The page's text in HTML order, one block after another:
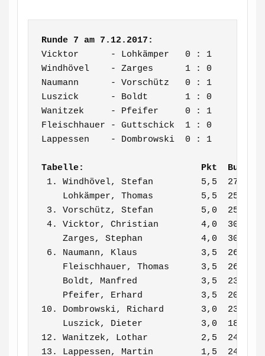
Runde 7 am 7.12.2017:
Vicktor      - Lohkämper   0 : 1
Windhövel    - Zarges      1 : 0
Naumann      - Vorschütz   0 : 1
Luszick      - Boldt       1 : 0
Wanitzek     - Pfeifer     0 : 1
Fleischhauer - Guttschick  1 : 0
Lappessen    - Dombrowski  0 : 1
Tabelle:                      Pkt  BuHo
1. Windhövel, Stefan         5,5  27,5
    Lohkämper, Thomas         5,5  25,5
3. Vorschütz, Stefan         5,0  25,0
4. Vicktor, Christian        4,0  30,0
    Zarges, Stephan           4,0  30,0
6. Naumann, Klaus            3,5  26,5
    Fleischhauer, Thomas      3,5  26,0
    Boldt, Manfred            3,5  23,0
    Pfeifer, Erhard           3,5  20,5
10. Dombrowski, Richard       3,0  23,5
    Luszick, Dieter           3,0  18,5
12. Wanitzek, Lothar          2,5  24,0
13. Lappessen, Martin         1,5  24,5